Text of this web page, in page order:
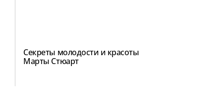
Секреты молодости и красоты
Марты Стюарт